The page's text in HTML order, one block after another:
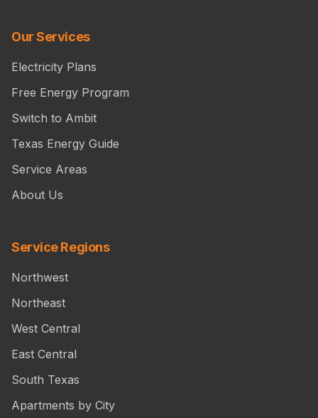
Our Services
Electricity Plans
Free Energy Program
Switch to Ambit
Texas Energy Guide
Service Areas
About Us
Service Regions
Northwest
Northeast
West Central
East Central
South Texas
Apartments by City